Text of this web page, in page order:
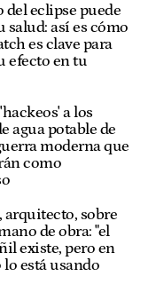
del eclipse puede
salud: así es cómo
es clave para
efecto en tu
a los
agua potable de
moderna que
como
arquitecto, sobre
de obra: "el
existe, pero en
lo está usando